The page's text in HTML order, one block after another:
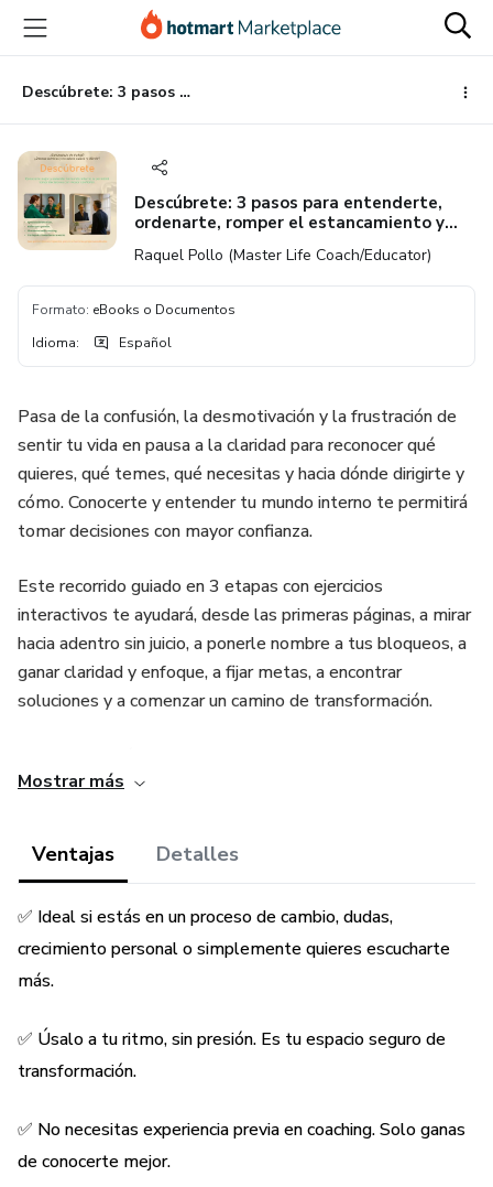
principal
página
de
página
Descúbrete: 3 pasos para entenderte, ordenarte, romper el estancamiento y avanzar
Descúbrete: 3 pasos para entenderte,
ordenarte, romper el estancamiento y
Raquel Pollo (Master Life Coach/Educator)
Formato: eBooks o Documentos
Idioma: Español
Pasa de la confusión, la desmotivación y la frustración de
sentir tu vida en pausa a la claridad para reconocer qué
quieres, qué temes, qué necesitas y hacia dónde dirigirte y
cómo. Conocerte y entender tu mundo interno te permitirá
tomar decisiones con mayor confianza.
Este recorrido guiado en 3 etapas con ejercicios
interactivos te ayudará, desde las primeras páginas, a mirar
hacia adentro sin juicio, a ponerle nombre a tus bloqueos, a
ganar claridad y enfoque, a fijar metas, a encontrar
soluciones y a comenzar un camino de transformación.
Paso 3: Proyectando tu Vida Deseada (Visión + Acción)
Mostrar más
Ventajas Detalles
✅ Ideal si estás en un proceso de cambio, dudas,
crecimiento personal o simplemente quieres escucharte
más.
✅ Úsalo a tu ritmo, sin presión. Es tu espacio seguro de
transformación.
✅ No necesitas experiencia previa en coaching. Solo ganas
de conocerte mejor.